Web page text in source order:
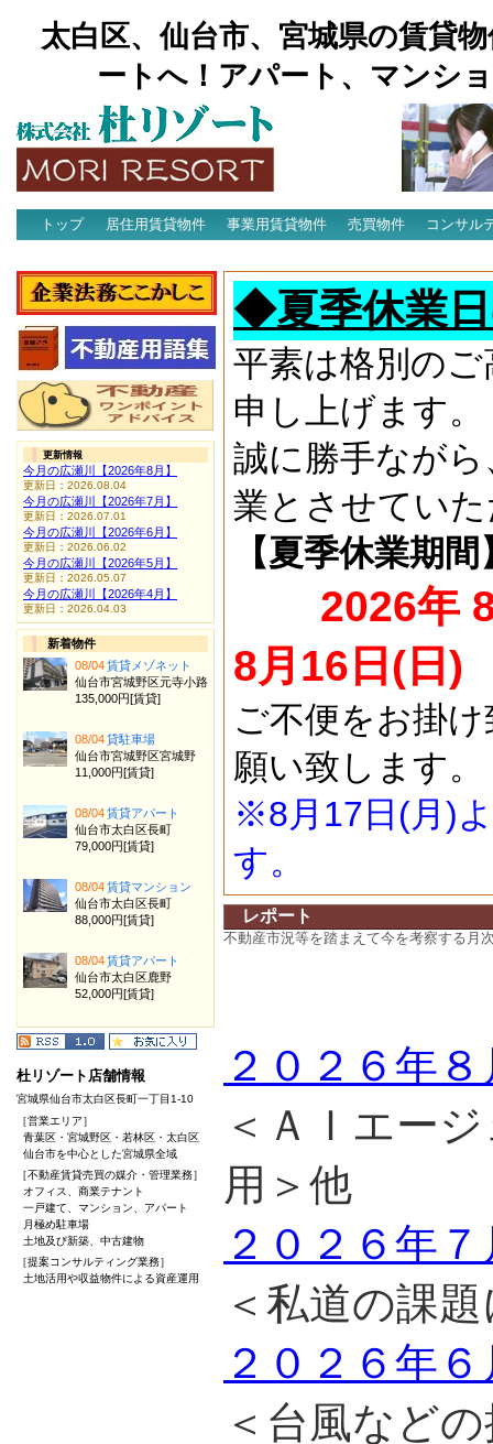
太白区、仙台市、宮城県の賃貸
ートへ！アパート、マンシ
トップ 居住用賃貸物件 事業用賃貸物件 売買物件
コンサル
◆夏季休業
平素は格別の
申し上げます。
誠に勝手なが
業とさせてい
【夏季休業期間
2026年
8月16日(日)
ご不便をお掛
願い致します。
※8月17日(月)
す。
レポート
不動産市況等を踏まえて今を考察する月
２０２６年
＜ＡＩエー
用＞他
２０２６年
＜私道の課
２０２６年
＜台風など
更新情報
今月の広瀬川【2026年8月】
更新日：2026.08.04
今月の広瀬川【2026年7月】
更新日：2026.07.01
今月の広瀬川【2026年6月】
更新日：2026.06.02
今月の広瀬川【2026年5月】
更新日：2026.05.07
今月の広瀬川【2026年4月】
更新日：2026.04.03
新着物件
08/04賃貸メゾネット
仙台市宮城野区元寺小路
135,000円[賃貸]
08/04貸駐車場
仙台市宮城野区宮城野
11,000円[賃貸]
08/04賃貸アパート
仙台市太白区長町
79,000円[賃貸]
08/04賃貸マンション
仙台市太白区長町
88,000円[賃貸]
08/04賃貸アパート
仙台市太白区鹿野
52,000円[賃貸]
杜リゾート店舗情報
宮城県仙台市太白区長町一丁目1-10
［営業エリア］
青葉区・宮城野区・若林区・太白区
仙台市を中心とした宮城県全域
［不動産賃貸売買の媒介・管理業務］
オフィス、商業テナント
一戸建て、マンション、アパート
月極め駐車場
土地及び新築、中古建物
［提案コンサルティング業務］
土地活用や収益物件による資産運用